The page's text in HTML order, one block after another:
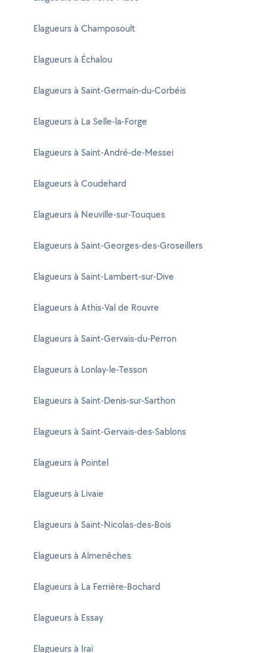
Elagueurs à Champosoult
Elagueurs à Échalou
Elagueurs à Saint-Germain-du-Corbéis
Elagueurs à La Selle-la-Forge
Elagueurs à Saint-André-de-Messei
Elagueurs à Coudehard
Elagueurs à Neuville-sur-Touques
Elagueurs à Saint-Georges-des-Groseillers
Elagueurs à Saint-Lambert-sur-Dive
Elagueurs à Athis-Val de Rouvre
Elagueurs à Saint-Gervais-du-Perron
Elagueurs à Lonlay-le-Tesson
Elagueurs à Saint-Denis-sur-Sarthon
Elagueurs à Saint-Gervais-des-Sablons
Elagueurs à Pointel
Elagueurs à Livaie
Elagueurs à Saint-Nicolas-des-Bois
Elagueurs à Almenêches
Elagueurs à La Ferrière-Bochard
Elagueurs à Essay
Elagueurs à Irai